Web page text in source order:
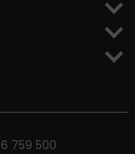
759 500